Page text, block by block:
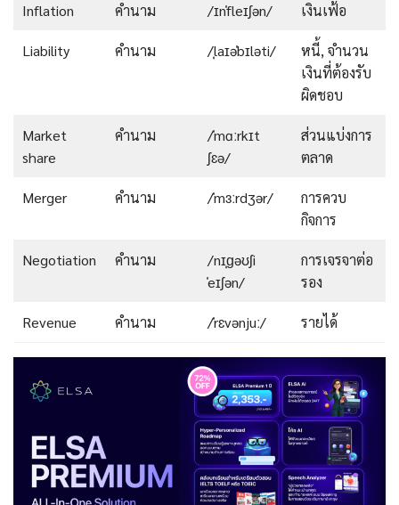
Inflation คำนาม /ɪnˈfleɪʃən/ เงินเฟ้อ
Liability คำนาม /ˌlaɪəˈbɪləti/
หนี้, จำนวน
เงินที่ต้องรับ
ผิดชอบ
Market
share
คำนาม
/ˈmɑːrkɪt
ʃɛə/
ส่วนแบ่งการ
ตลาด
Merger คำนาม /ˈmɜːrdʒər/
การควบ
กิจการ
Negotiation คำนาม
/nɪˌɡəʊʃi
ˈeɪʃən/
การเจรจาต่อ
รอง
Revenue คำนาม /ˈrɛvənjuː/ รายได้